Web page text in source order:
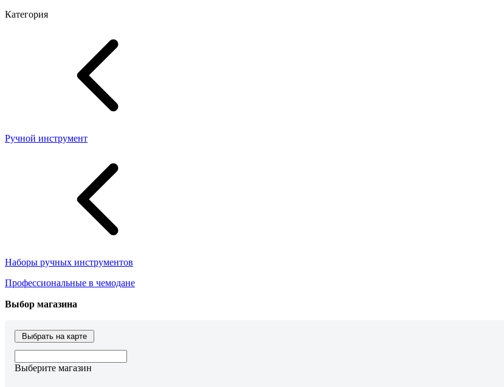
Категория
Ручной инструмент
Наборы ручных инструментов
Профессиональные в чемодане
Выбор магазина
Выбрать на карте
Выберите магазин